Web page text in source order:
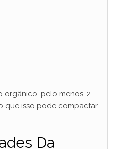
orgânico, pelo menos, 2
que isso pode compactar
Da